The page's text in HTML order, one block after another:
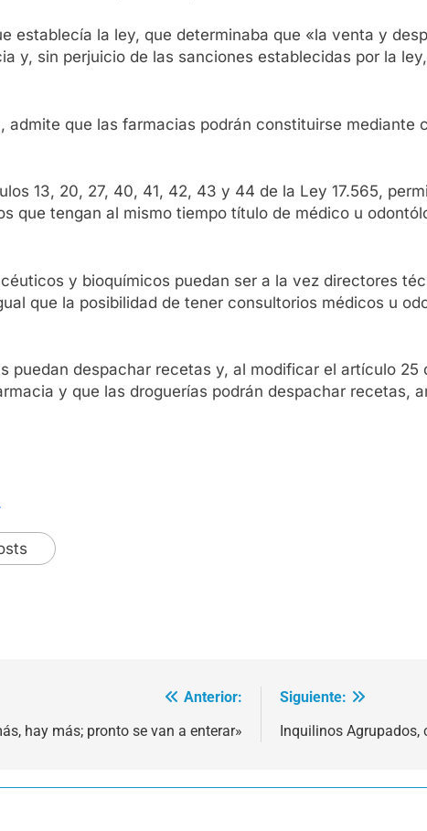
establecía la ley, que determinaba que «la venta y
y, sin perjuicio de las sanciones establecidas por la
admite que las farmacias podrán constituirse
13, 20, 27, 40, 41, 42, 43 y 44 de la Ley 17.565,
que tengan al mismo tiempo título de médico u
y bioquímicos puedan ser a la vez directores
que la posibilidad de tener consultorios médicos u
puedan despachar recetas y, al modificar el artículo
y que las droguerías podrán despachar recetas,
Anterior:
hay más; pronto se van a enterar»
Siguiente:
Inquilinos Agrupados,